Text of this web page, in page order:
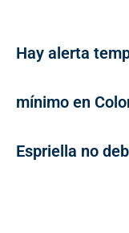
Hay alerta
mínimo en
Espriella no